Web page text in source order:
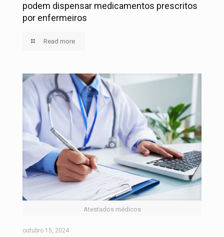
podem dispensar medicamentos prescritos
por enfermeiros
Read more
Atestados médicos
outubro 15, 2024